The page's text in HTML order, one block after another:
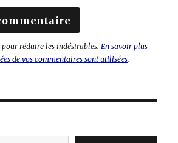
pour réduire les indésirables.En savoir plus
de vos commentaires sont utilisées.